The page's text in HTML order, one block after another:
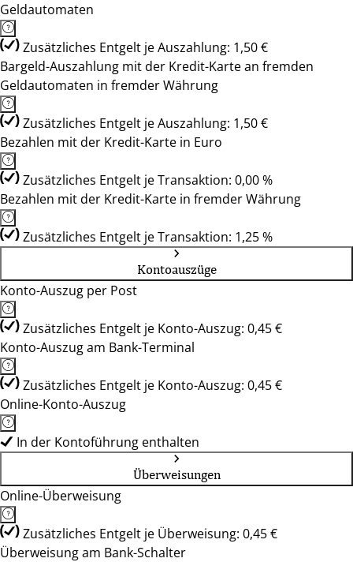
Geldautomaten
Zusätzliches Entgelt je Auszahlung: 1,50 €
Bargeld-Auszahlung mit der Kredit-Karte an fremden
Geldautomaten in fremder Währung
Zusätzliches Entgelt je Auszahlung: 1,50 €
Bezahlen mit der Kredit-Karte in Euro
Zusätzliches Entgelt je Transaktion: 0,00 %
Bezahlen mit der Kredit-Karte in fremder Währung
Zusätzliches Entgelt je Transaktion: 1,25 %
Kontoauszüge
Konto-Auszug per Post
Zusätzliches Entgelt je Konto-Auszug: 0,45 €
Konto-Auszug am Bank-Terminal
Zusätzliches Entgelt je Konto-Auszug: 0,45 €
Online-Konto-Auszug
In der Kontoführung enthalten
Überweisungen
Online-Überweisung
Zusätzliches Entgelt je Überweisung: 0,45 €
Überweisung am Bank-Schalter